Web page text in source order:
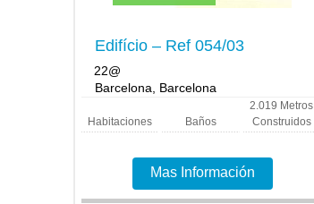
Edifício – Ref 054/03
22@
Barcelona, Barcelona
Habitaciones Baños
2.019 Metros
Construidos
Mas Información